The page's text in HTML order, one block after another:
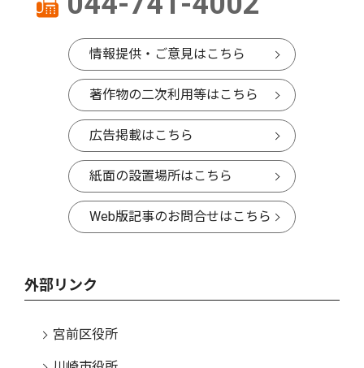
情報提供・ご意見はこちら
著作物の二次利用等はこちら
広告掲載はこちら
紙面の設置場所はこちら
Web版記事のお問合せはこちら
外部リンク
宮前区役所